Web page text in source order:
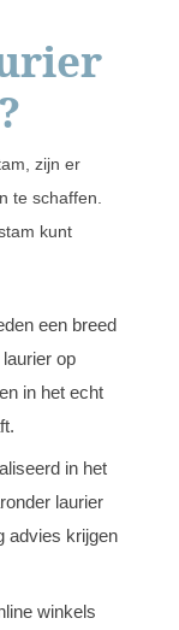
zijn er
te schaffen.
kunt
een breed
op
in het echt
in het
laurier
advies krijgen
winkels